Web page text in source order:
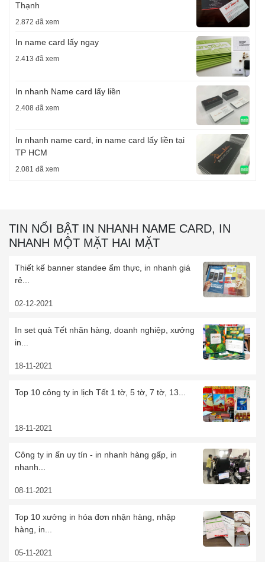
Thạnh
2.872 đã xem
In name card lấy ngay
2.413 đã xem
In nhanh Name card lấy liền
2.408 đã xem
In nhanh name card, in name card lấy liền tại
TP HCM
2.081 đã xem
TIN NỔI BẬT IN NHANH NAME CARD, IN
NHANH MỘT MẶT HAI MẶT
Thiết kế banner standee ẩm thực, in nhanh giá
rẻ...
02-12-2021
In set quà Tết nhãn hàng, doanh nghiệp, xưởng
in...
18-11-2021
Top 10 công ty in lịch Tết 1 tờ, 5 tờ, 7 tờ, 13...
18-11-2021
Công ty in ấn uy tín - in nhanh hàng gấp, in
nhanh...
08-11-2021
Top 10 xưởng in hóa đơn nhận hàng, nhập
hàng, in...
05-11-2021